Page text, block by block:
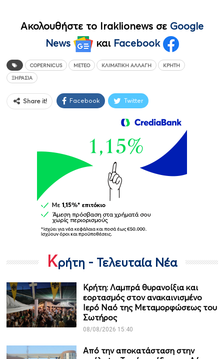
Ακολουθήστε το Iraklionews σε Google
News
και Facebook
COPERNICUS METEO ΚΛΙΜΑΤΙΚΉ ΑΛΛΑΓΉ ΚΡΉΤΗ
ΞΗΡΑΣΙΑ
Share it! Facebook Twitter
Κρήτη - Τελευταία Νέα
Κρήτη: Λαμπρά θυρανοίξια και
εορτασμός στον ανακαινισμένο
Ιερό Ναό της Μεταμορφώσεως του
Σωτήρος
08/08/2026 15:40
Από την αποκατάσταση στην